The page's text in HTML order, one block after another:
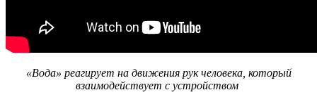
«Вода» реагирует на движения рук человека, который
взаимодействует с устройством